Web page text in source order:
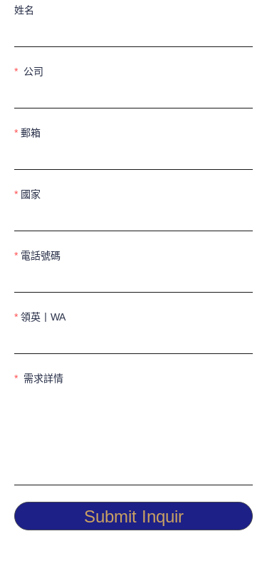
姓名
公司
郵箱
國家
電話號碼
領英丨WA
需求詳情
Submit Inquir